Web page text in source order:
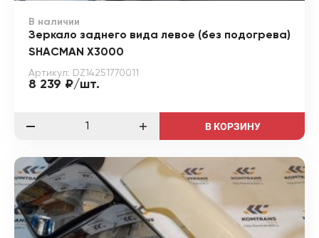
В наличии
Зеркало заднего вида левое (без подогрева)
SHACMAN X3000
Артикул: DZ14251770011
8 239 ₽/шт.
В КОРЗИНУ